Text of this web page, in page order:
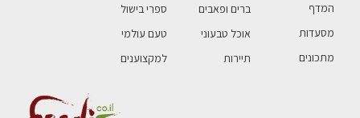
המדף
מסעדות
מתכונים
ברים ופאבים
אוכל טבעוני
תיירות
ספרי בישול
טעם עולמי
למקצוענים